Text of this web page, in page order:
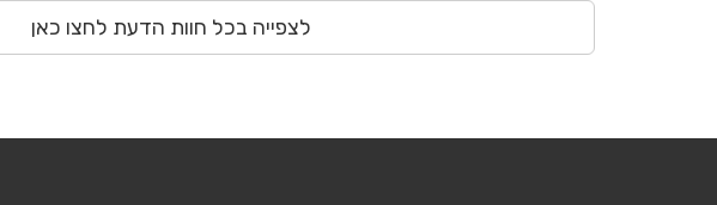
לצפייה בכל חוות הדעת לחצו כאן